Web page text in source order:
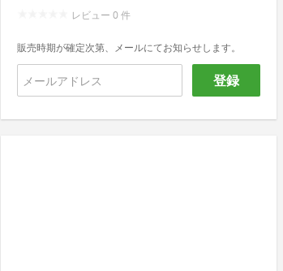
レビュー 0 件
販売時期が確定次第、メールにてお知らせします。
登録